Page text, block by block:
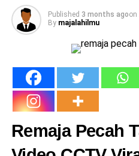
Published 3 months agoon
By majalahilmu
Remaja Pecah